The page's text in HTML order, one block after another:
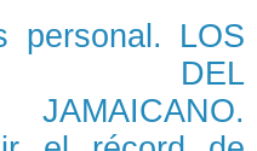
personal. LOS
DEL
JAMAICANO.